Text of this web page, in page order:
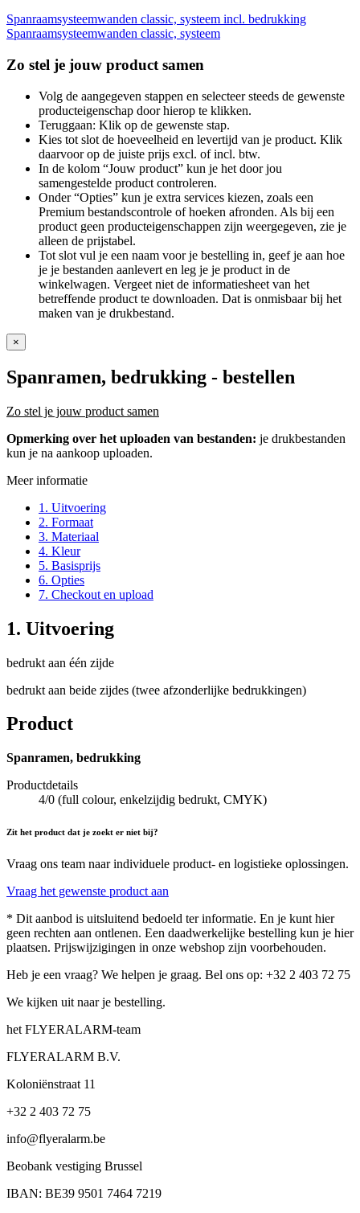
Spanraamsysteemwanden classic, systeem incl. bedrukking
Spanraamsysteemwanden classic, systeem
Zo stel je jouw product samen
Volg de aangegeven stappen en selecteer steeds de gewenste
producteigenschap door hierop te klikken.
Teruggaan: Klik op de gewenste stap.
Kies tot slot de hoeveelheid en levertijd van je product. Klik
daarvoor op de juiste prijs excl. of incl. btw.
In de kolom “Jouw product” kun je het door jou
samengestelde product controleren.
Onder “Opties” kun je extra services kiezen, zoals een
Premium bestandscontrole of hoeken afronden. Als bij een
product geen producteigenschappen zijn weergegeven, zie je
alleen de prijstabel.
Tot slot vul je een naam voor je bestelling in, geef je aan hoe
je je bestanden aanlevert en leg je je product in de
winkelwagen. Vergeet niet de informatiesheet van het
betreffende product te downloaden. Dat is onmisbaar bij het
maken van je drukbestand.
×
Spanramen, bedrukking - bestellen
Zo stel je jouw product samen
Opmerking over het uploaden van bestanden: je drukbestanden
kun je na aankoop uploaden.
Meer informatie
1. Uitvoering
2. Formaat
3. Materiaal
4. Kleur
5. Basisprijs
6. Opties
7. Checkout en upload
1. Uitvoering
bedrukt aan één zijde
bedrukt aan beide zijdes (twee afzonderlijke bedrukkingen)
Product
Spanramen, bedrukking
Productdetails
4/0 (full colour, enkelzijdig bedrukt, CMYK)
Zit het product dat je zoekt er niet bij?
Vraag ons team naar individuele product- en logistieke oplossingen.
Vraag het gewenste product aan
* Dit aanbod is uitsluitend bedoeld ter informatie. En je kunt hier
geen rechten aan ontlenen. Een daadwerkelijke bestelling kun je hier
plaatsen. Prijswijzigingen in onze webshop zijn voorbehouden.
Heb je een vraag? We helpen je graag. Bel ons op: +32 2 403 72 75
We kijken uit naar je bestelling.
het FLYERALARM-team
FLYERALARM B.V.
Koloniënstraat 11
+32 2 403 72 75
info@flyeralarm.be
Beobank vestiging Brussel
IBAN: BE39 9501 7464 7219